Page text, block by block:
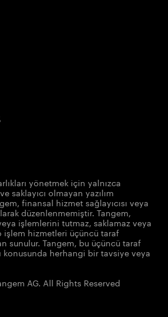
yönetmek için yalnızca
saklayıcı olmayan yazılım
finansal hizmet sağlayıcısı veya
düzenlenmemiştir. Tangem,
veya işlemlerini tutmaz, saklamaz veya
işlem hizmetleri üçüncü taraf
sunulur. Tangem, bu üçüncü taraf
konusunda herhangi bir tavsiye veya